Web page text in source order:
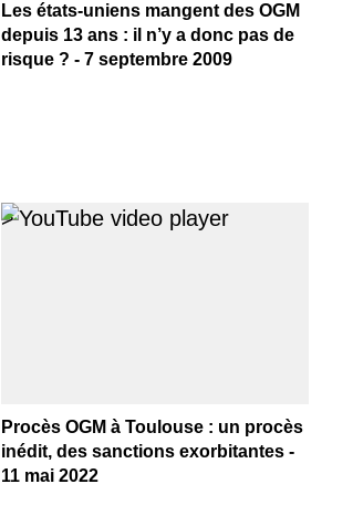
Les états-uniens mangent des OGM
depuis 13 ans : il n’y a donc pas de
risque ? - 7 septembre 2009
>
Procès OGM à Toulouse : un procès
inédit, des sanctions exorbitantes -
11 mai 2022